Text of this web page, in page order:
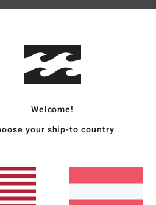
Welcome!
your ship-to country